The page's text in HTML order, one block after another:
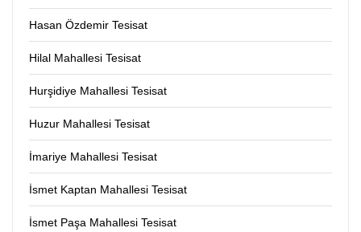
Hasan Özdemir Tesisat
Hilal Mahallesi Tesisat
Hurşidiye Mahallesi Tesisat
Huzur Mahallesi Tesisat
İmariye Mahallesi Tesisat
İsmet Kaptan Mahallesi Tesisat
İsmet Paşa Mahallesi Tesisat